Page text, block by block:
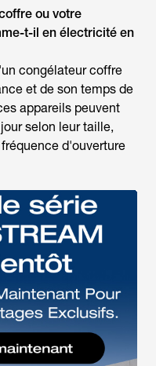
ou votre
t-il en électricité en
congélateurcoffre
et de son temps de
appareils peuvent
selon leur taille,
d'ouverture